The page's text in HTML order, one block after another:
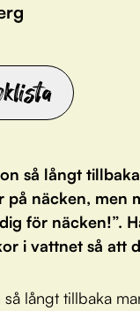
så långt
på näcken, men
för näcken!”.
i vattnet så att
långt tillbaka